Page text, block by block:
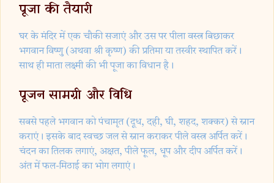
पूजा की तैयारी
घर के मंदिर में एक चौकी सजाएं और उस पर पीला वस्त्र बिछाकर
भगवान विष्णु (अथवा श्री कृष्ण) की प्रतिमा या तस्वीर स्थापित करें।
साथ ही माता लक्ष्मी की भी पूजा का विधान है।
पूजन सामग्री और विधि
सबसे पहले भगवान को पंचामृत (दूध, दही, घी, शहद, शक्कर) से स्नान
कराएं। इसके बाद स्वच्छ जल से स्नान कराकर पीले वस्त्र अर्पित करें।
चंदन का तिलक लगाएं, अक्षत, पीले फूल, धूप और दीप अर्पित करें।
अंत में फल-मिठाई का भोग लगाएं।